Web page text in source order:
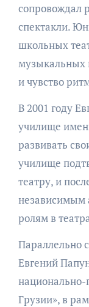
сопровождал
спектакли.
школьных
музыкальных
и чувство
В 2001 году
училище
развивать
училище
театру, и
независимым
ролям в
Параллельно
Евгений
национально-
Грузии», в